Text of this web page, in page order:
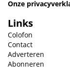
Onze
Links
Colofon
Contact
Adverteren
Abonneren